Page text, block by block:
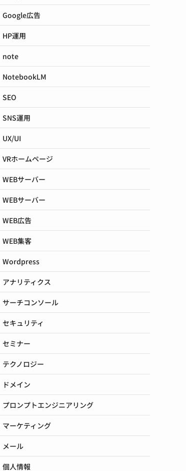
Google広告
HP運用
note
NotebookLM
SEO
SNS運用
UX/UI
VRホームページ
WEBサーバー
WEBサーバー
WEB広告
WEB集客
Wordpress
アナリティクス
サーチコンソール
セキュリティ
セミナー
テクノロジー
ドメイン
プロンプトエンジニアリング
マーケティング
メール
個人情報